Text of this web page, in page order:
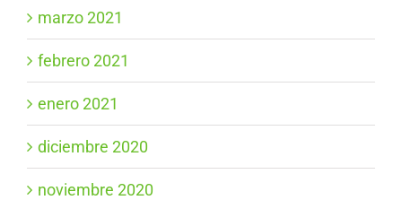
marzo 2021
febrero 2021
enero 2021
diciembre 2020
noviembre 2020